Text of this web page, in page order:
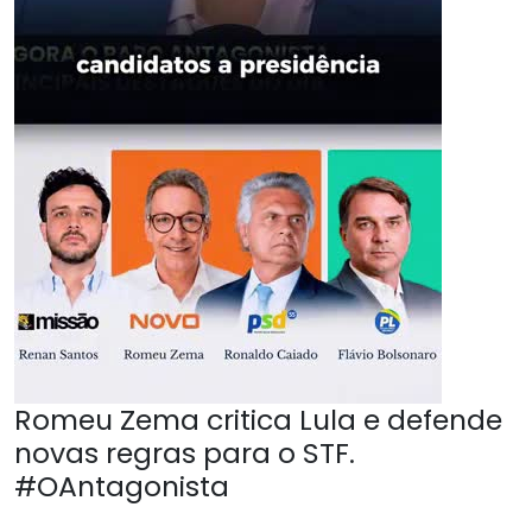
Romeu Zema critica Lula e defende
novas regras para o STF.
#OAntagonista